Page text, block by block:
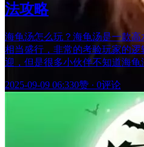
法攻略
海龟汤怎么玩？海龟汤是一款
相当盛行，非常的考验玩家的
迎，但是很多小伙伴不知道海
2025-09-09 06:330赞 · 0评论